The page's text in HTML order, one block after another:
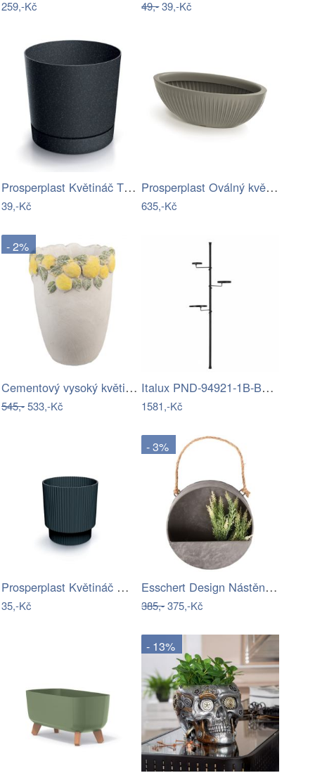
259,-Kč 49,-39,-Kč
Prosperplast Květináč TUBOS P ECO WOOD…
39,-Kč
Prosperplast Oválný květináč LATIE 58…
635,-Kč
- 2%
Cementový vysoký květináč lemovaný…
545,-533,-Kč
Italux PND-94921-1B-BK LED závěsné…
1581,-Kč
Prosperplast Květináč MILLA VII…
35,-Kč
- 3%
Esschert Design Nástěnný kovový…
385,-375,-Kč
- 13%